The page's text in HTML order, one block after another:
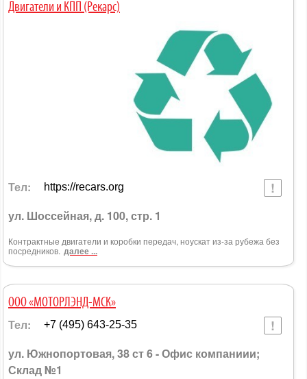
Двигатели и КПП (Рекарс)
Тел: https://recars.org
ул. Шоссейная, д. 100, стр. 1
Контрактные двигатели и коробки передач, ноускат из-за рубежа без
посредников. далее ...
ООО «МОТОРЛЭНД-МСК»
Тел: +7 (495) 643-25-35
ул. Южнопортовая, 38 ст 6 - Офис компаниии;
Склад №1